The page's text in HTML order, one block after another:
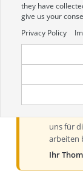
Liebe
Preis-
uns für
arbeiten
Ihr
they have
give us your
Privacy Policy